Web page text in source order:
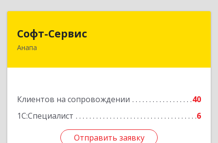
Софт-Сервис
Анапа
Клиентов на сопровождении
40
1С:Специалист
6
Отправить заявку
353440, Краснодарский край, Анапский р-н,
Отправить заявку